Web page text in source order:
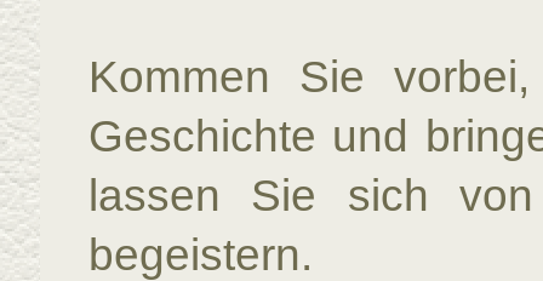
Kommen Sie
Geschichte und
lassen Sie sich
begeistern.